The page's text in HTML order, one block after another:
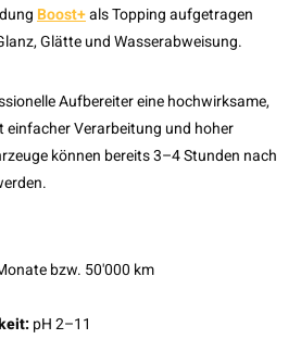
Boost+als Topping aufgetragen
Glätte und Wasserabweisung.
Aufbereiter eine hochwirksame,
einfacher Verarbeitung und hoher
können bereits 3–4 Stunden nach
bzw. 50'000 km
pH 2–11